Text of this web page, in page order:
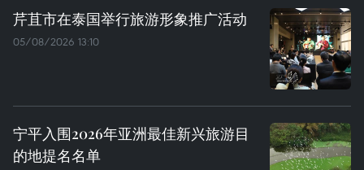
芹苴市在泰国举行旅游形象推广活动
05/08/2026 13:10
宁平入围2026年亚洲最佳新兴旅游目
的地提名名单